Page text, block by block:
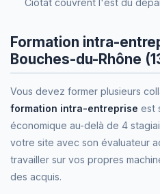
Formation intra-
Bouches-du-Rhône
Vous devez former plusieurs
formation intra-entreprise est
économique au-delà de 4
votre site avec son évaluateur
travailler sur vos propres
des acquis.